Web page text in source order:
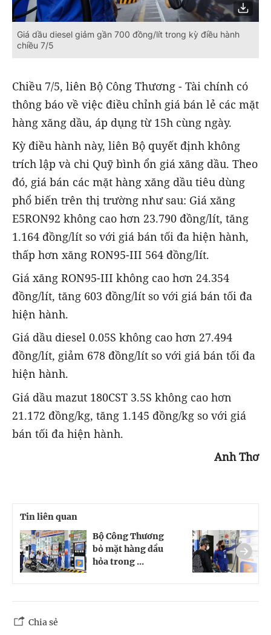
Giá dầu diesel giảm gần 700 đồng/lít trong kỳ điều hành
chiều 7/5
Chiều 7/5, liên Bộ Công Thương - Tài chính có
thông báo về việc điều chỉnh giá bán lẻ các mặt
hàng xăng dầu, áp dụng từ 15h cùng ngày.
Kỳ điều hành này, liên Bộ quyết định không
trích lập và chi Quỹ bình ổn giá xăng dầu. Theo
đó, giá bán các mặt hàng xăng dầu tiêu dùng
phổ biến trên thị trường như sau: Giá xăng
E5RON92 không cao hơn 23.790 đồng/lít, tăng
1.164 đồng/lít so với giá bán tối đa hiện hành,
thấp hơn xăng RON95-III 564 đồng/lít.
Giá xăng RON95-III không cao hơn 24.354
đồng/lít, tăng 603 đồng/lít so với giá bán tối đa
hiện hành.
Giá dầu diesel 0.05S không cao hơn 27.494
đồng/lít, giảm 678 đồng/lít so với giá bán tối đa
hiện hành.
Giá dầu mazut 180CST 3.5S không cao hơn
21.172 đồng/kg, tăng 1.145 đồng/kg so với giá
bán tối đa hiện hành.
Anh Thơ
Tin liên quan
Bộ Công Thương
bỏ mặt hàng dầu
hỏa trong ...
Chia sẻ